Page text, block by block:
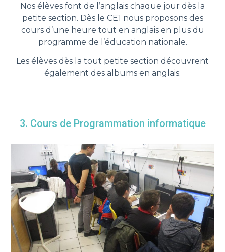
Nos élèves font de l’anglais chaque jour dès la
petite section. Dès le CE1 nous proposons des
cours d’une heure tout en anglais en plus du
programme de l’éducation nationale.
Les élèves dès la tout petite section découvrent
également des albums en anglais.
3. Cours de Programmation informatique